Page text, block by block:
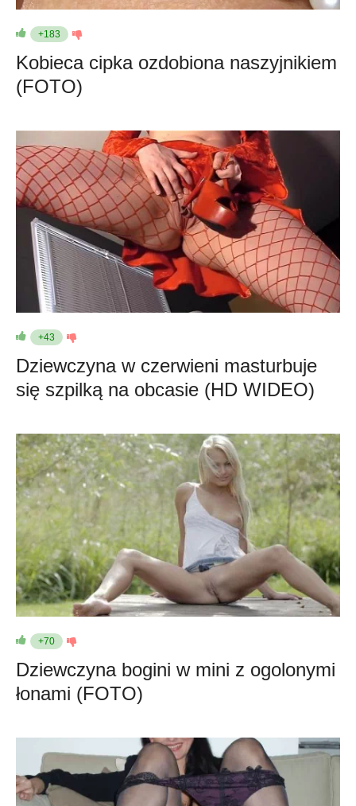
+183
Kobieca cipka ozdobiona naszyjnikiem
(FOTO)
+43
Dziewczyna w czerwieni masturbuje
się szpilką na obcasie (HD WIDEO)
+70
Dziewczyna bogini w mini z ogolonymi
łonami (FOTO)